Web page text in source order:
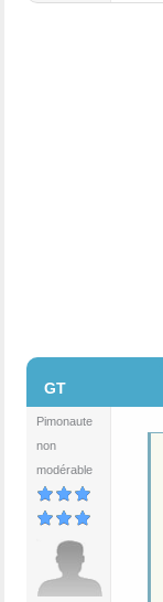
GT
Pimonaute
non
modérable